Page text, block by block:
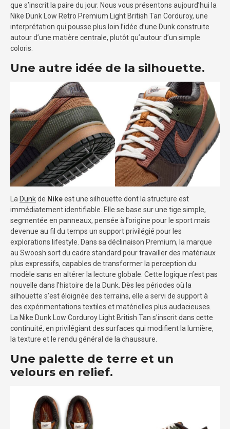
que s’inscrit la paire du jour. Nous vous présentons aujourd’hui la
Nike Dunk Low Retro Premium Light British Tan Corduroy, une
interprétation qui pousse plus loin l’idée d’une Dunk construite
autour d’une matière centrale, plutôt qu’autour d’un simple
coloris.
Une autre idée de la silhouette.
La Dunkde Nikeest une silhouette dont la structure est
immédiatement identifiable. Elle se base sur une tige simple,
segmentée en panneaux, pensée à l’origine pour le sport mais
devenue au fil du temps un support privilégié pour les
explorations lifestyle. Dans sa déclinaison Premium, la marque
au Swoosh sort du cadre standard pour travailler des matériaux
plus expressifs, capables de transformer la perception du
modèle sans en altérer la lecture globale. Cette logique n’est pas
nouvelle dans l’histoire de la Dunk. Dès les périodes où la
silhouette s’est éloignée des terrains, elle a servi de support à
des expérimentations textiles et matérielles plus audacieuses.
La Nike Dunk Low Corduroy Light British Tan s’inscrit dans cette
continuité, en privilégiant des surfaces qui modifient la lumière,
la texture et le rendu général de la chaussure.
Une palette de terre et un
velours en relief.